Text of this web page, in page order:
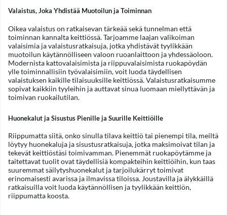
Valaistus, Joka Yhdistää Muotoilun ja Toiminnan
Oikea valaistus on ratkaisevan tärkeää sekä tunnelman että
toiminnan kannalta keittiössä. Tarjoamme laajan valikoiman
valaisimia ja valaistusratkaisuja, jotka yhdistävät tyylikkään
muotoilun käytännölliseen valoon ruoanlaittoon ja yhdessäoloon.
Modernista kattovalaisimista ja riippuvalaisimista ruokapöydän
ylle toiminnallisiin työvalaisimiin, voit luoda täydellisen
valaistuksen kaikille tilaisuuksille keittiössä. Valaistusratkaisumme
sopivat kaikkiin tyyleihin ja auttavat sinua luomaan miellyttävän ja
toimivan ruokailutilan.
Huonekalut ja Sisustus Pienille ja Suurille Keittiöille
Riippumatta siitä, onko sinulla tilava keittiö tai pienempi tila, meiltä
löytyy huonekaluja ja sisustusratkaisuja, jotka maksimoivat tilan ja
tekevät keittiöstäsi toimivamman. Pienemmät ruokapöytämme ja
taitettavat tuolit ovat täydellisiä kompakteihin keittiöihin, kun taas
suuremmat säilytyshuonekalut ja tarjoilukärryt toimivat
erinomaisesti avarissa ja ilmavissa tiloissa. Joustavilla ja älykkäillä
ratkaisuilla voit luoda käytännöllisen ja tyylikkään keittiön,
riippumatta koosta.